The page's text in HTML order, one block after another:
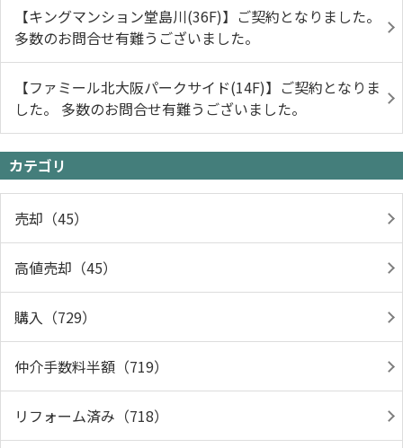
【キングマンション堂島川(36F)】ご契約となりました。
多数のお問合せ有難うございました。
【ファミール北大阪パークサイド(14F)】ご契約となりま
した。 多数のお問合せ有難うございました。
カテゴリ
売却（45）
高値売却（45）
購入（729）
仲介手数料半額（719）
リフォーム済み（718）